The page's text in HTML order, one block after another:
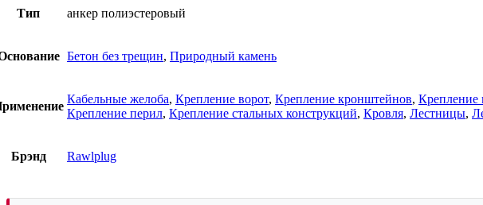
Тип анкер полиэстеровый
Бетон без трещин, Природный камень
Кабельные желоба, Крепление ворот, Крепление кронштейнов, Крепление
Крепление перил, Крепление стальных конструкций, Кровля, Лестницы,
Брэнд Rawlplug